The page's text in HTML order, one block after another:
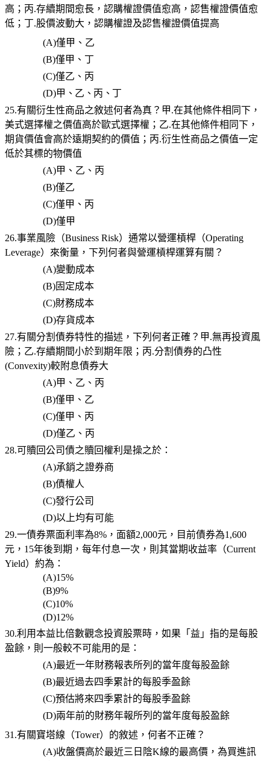
高；丙.存續期間愈長，認購權證價值愈高，認售權證價值愈
低；丁.股價波動大，認購權證及認售權證價值提高
(A)僅甲、乙
(B)僅甲、丁
(C)僅乙、丙
(D)甲、乙、丙、丁
25.有關衍生性商品之敘述何者為真？甲.在其他條件相同下，
美式選擇權之價值高於歐式選擇權；乙.在其他條件相同下，
期貨價值會高於遠期契約的價值；丙.衍生性商品之價值一定
低於其標的物價值
(A)甲、乙、丙
(B)僅乙
(C)僅甲、丙
(D)僅甲
26.事業風險（Business Risk）通常以營運槓桿（Operating
Leverage）來衡量，下列何者與營運槓桿運算有關？
(A)變動成本
(B)固定成本
(C)財務成本
(D)存貨成本
27.有關分割債券特性的描述，下列何者正確？甲.無再投資風
險；乙.存續期間小於到期年限；丙.分割債券的凸性
(Convexity)較附息債券大
(A)甲、乙、丙
(B)僅甲、乙
(C)僅甲、丙
(D)僅乙、丙
28.可贖回公司債之贖回權利是操之於：
(A)承銷之證券商
(B)債權人
(C)發行公司
(D)以上均有可能
29.一債券票面利率為8%，面額2,000元，目前債券為1,600
元，15年後到期，每年付息一次，則其當期收益率（Current
Yield）約為：
(A)15%
(B)9%
(C)10%
(D)12%
30.利用本益比倍數觀念投資股票時，如果「益」指的是每股
盈餘，則一般較不可能用的是：
(A)最近一年財務報表所列的當年度每股盈餘
(B)最近過去四季累計的每股季盈餘
(C)預估將來四季累計的每股季盈餘
(D)兩年前的財務年報所列的當年度每股盈餘
31.有關寶塔線（Tower）的敘述，何者不正確？
(A)收盤價高於最近三日陰K線的最高價，為買進訊